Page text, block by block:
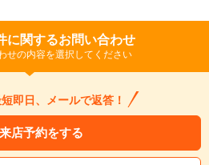
に関するお問い合わせ
せの内容を選択してください
即日、メールで返答！
来店予約をする